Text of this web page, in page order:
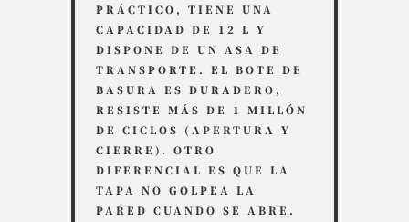
PRÁCTICO, TIENE UNA
CAPACIDAD DE 12 L Y
DISPONE DE UN ASA DE
TRANSPORTE. EL BOTE DE
BASURA ES DURADERO,
RESISTE MÁS DE 1 MILLÓN
DE CICLOS (APERTURA Y
CIERRE). OTRO
DIFERENCIAL ES QUE LA
TAPA NO GOLPEA LA
PARED CUANDO SE ABRE.